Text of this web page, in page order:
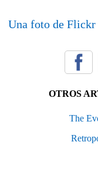
Una foto de Flickr
OTROS
The